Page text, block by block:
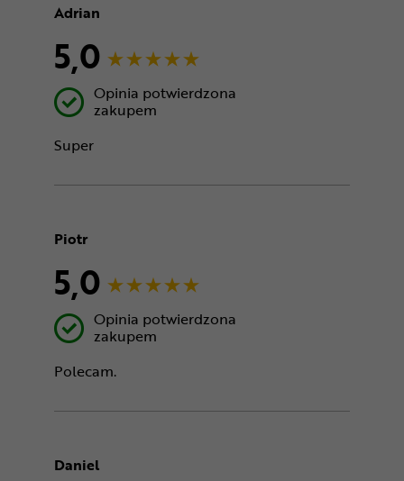
Adrian
5,0
Opinia potwierdzona
zakupem
Super
Piotr
5,0
Opinia potwierdzona
zakupem
Polecam.
Daniel